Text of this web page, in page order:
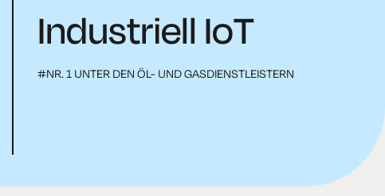
Industriell IoT
#NR. 1 UNTER DEN ÖL- UND GASDIENSTLEISTERN